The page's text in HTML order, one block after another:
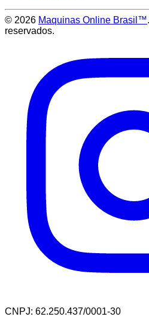
© 2026 Maquinas Online Brasil™
reservados.
CNPJ: 62.250.437/0001-30